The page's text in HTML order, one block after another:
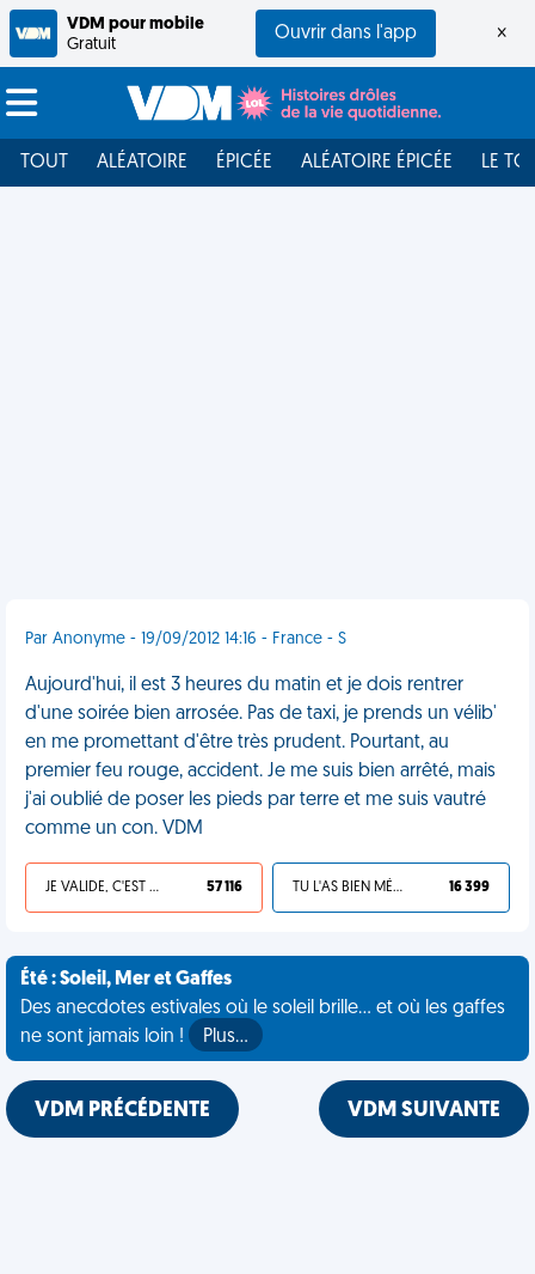
VDM pour mobile
Gratuit
Ouvrir dans l'app ×
TOUT ALÉATOIRE ÉPICÉE ALÉATOIRE ÉPICÉE LE
Par Anonyme - 19/09/2012 14:16 - France - S
Aujourd'hui, il est 3 heures du matin et je dois rentrer
d'une soirée bien arrosée. Pas de taxi, je prends un vélib'
en me promettant d'être très prudent. Pourtant, au
premier feu rouge, accident. Je me suis bien arrêté, mais
j'ai oublié de poser les pieds par terre et me suis vautré
comme un con. VDM
JE VALIDE, C'EST UNE VDM 57 116 TU L'AS BIEN MÉRITÉ 16 399
Été : Soleil, Mer et Gaffes
Des anecdotes estivales où le soleil brille... et où les gaffes
ne sont jamais loin !
Plus…
VDM PRÉCÉDENTE VDM SUIVANTE